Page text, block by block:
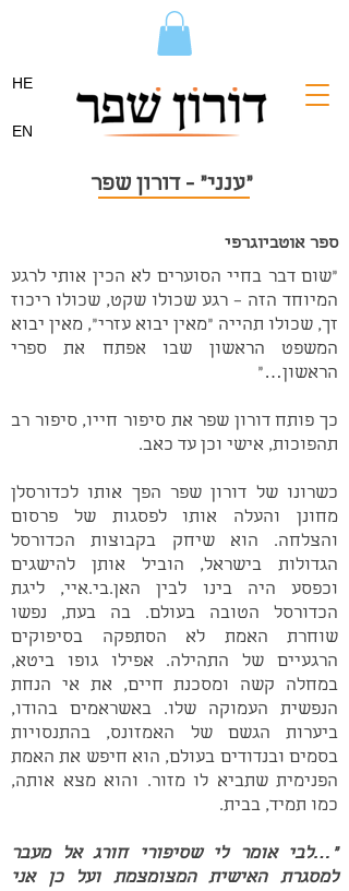
HE
EN
"ענני" - דורון שפר
ספר אוטביוגרפי
"שום דבר בחיי הסוערים לא הכין אותי לרגע
המיוחד הזה – רגע שכולו שקט, שכולו ריכוז
זך, שכולו תהייה "מאין יבוא עזרי", מאין יבוא
המשפט הראשון שבו אפתח את ספרי
הראשון…"
כך פותח דורון שפר את סיפור חייו, סיפור רב
תהפוכות, אישי וכן עד כאב.
כשרונו של דורון שפר הפך אותו לכדורסלן
מחונן והעלה אותו לפסגות של פרסום
והצלחה. הוא שיחק בקבוצות הכדורסל
הגדולות בישראל, הוביל אותן להישגים
וכפסע היה בינו לבין האן.בי.איי, ליגת
הכדורסל הטובה בעולם. בה בעת, נפשו
שוחרת האמת לא הסתפקה בסיפוקים
הרגעיים של התהילה. אפילו גופו ביטא,
במחלה קשה ומסכנת חיים, את אי הנחת
הנפשית העמוקה שלו. באשראמים בהודו,
ביערות הגשם של האמזונס, בהתנסויות
בסמים ובנדודים בעולם, הוא חיפש את האמת
הפנימית שתביא לו מזור. והוא מצא אותה,
כמו תמיד, בבית.
"…לבי אומר לי שסיפורי חורג אל מעבר
למסגרת האישית המצומצמת ועל כן אני